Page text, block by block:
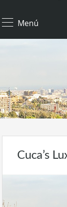
Menú
Cuca’s